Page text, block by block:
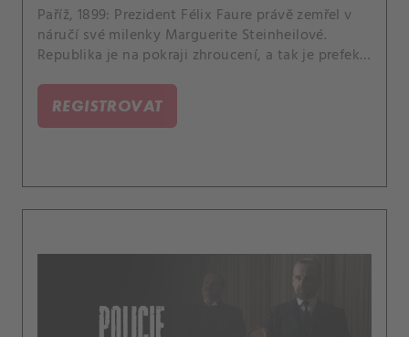
Paříž, 1899: Prezident Félix Faure právě zemřel v
náručí své milenky Marguerite Steinheilové.
Republika je na pokraji zhroucení, a tak je prefekt
REGISTROVAT